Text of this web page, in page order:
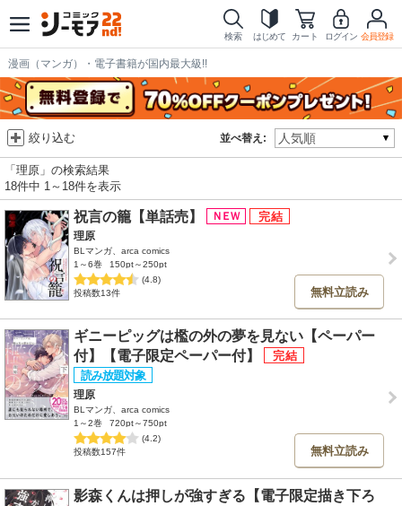
検索 はじめて カート ログイン 会員登録
漫画（マンガ）・電子書籍が国内最大級!!
並べ替え:
絞り込む
「理原」の検索結果
18件中 1～18件を表示
祝言の籠【単話売】
理原
BLマンガ、arca comics
1～6巻
150pt～250pt
(4.8)
投稿数13件
無料立読み
ギニーピッグは檻の外の夢を見ない【ペーパー
付】【電子限定ペーパー付】
理原
BLマンガ、arca comics
1～2巻
720pt～750pt
(4.2)
投稿数157件
無料立読み
影森くんは押しが強すぎる【電子限定描き下ろ